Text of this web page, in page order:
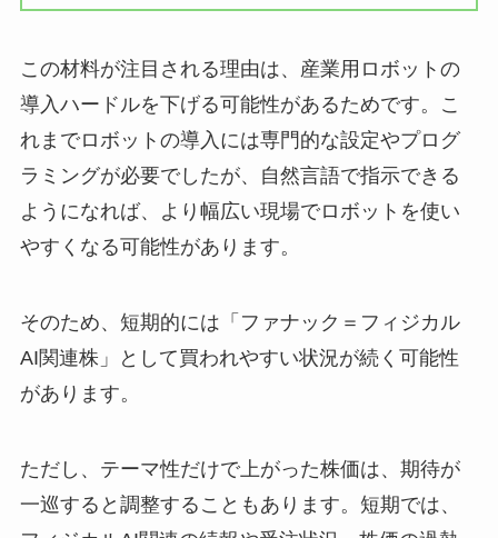
この材料が注目される理由は、産業用ロボットの
導入ハードルを下げる可能性があるためです。こ
れまでロボットの導入には専門的な設定やプログ
ラミングが必要でしたが、自然言語で指示できる
ようになれば、より幅広い現場でロボットを使い
やすくなる可能性があります。
そのため、短期的には「ファナック＝フィジカル
AI関連株」として買われやすい状況が続く可能性
があります。
ただし、テーマ性だけで上がった株価は、期待が
一巡すると調整することもあります。短期では、